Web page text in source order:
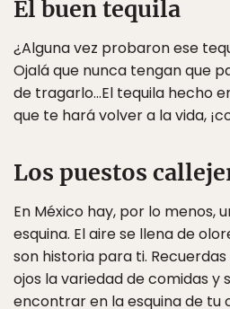
El buen tequila
¿Alguna vez probaron ese
Ojalá que nunca tengan que
de tragarlo…El tequila hecho
que te hará volver a la vida,
Los puestos
En México hay, por lo menos,
esquina. El aire se llena de
son historia para ti.
ojos la variedad de comidas y
encontrar en la esquina de tu